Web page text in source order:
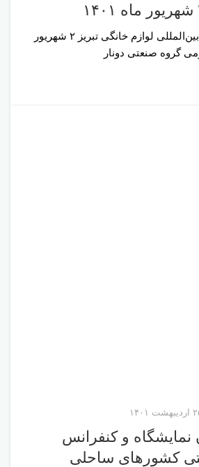
سی امین نمایشگاه بین‌المللی لوازم خانگی تبریز ۲ شهریور
۱۴۰۱
نمایشگاه و کنفرانس
کشورهای ساحلی